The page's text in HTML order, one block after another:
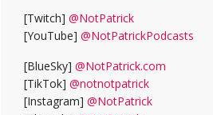
[Twitch] @NotPatrick
[YouTube] @NotPatrickPodcasts
[BlueSky] @NotPatrick.com
[TikTok] @notnotpatrick
[Instagram] @NotPatrick